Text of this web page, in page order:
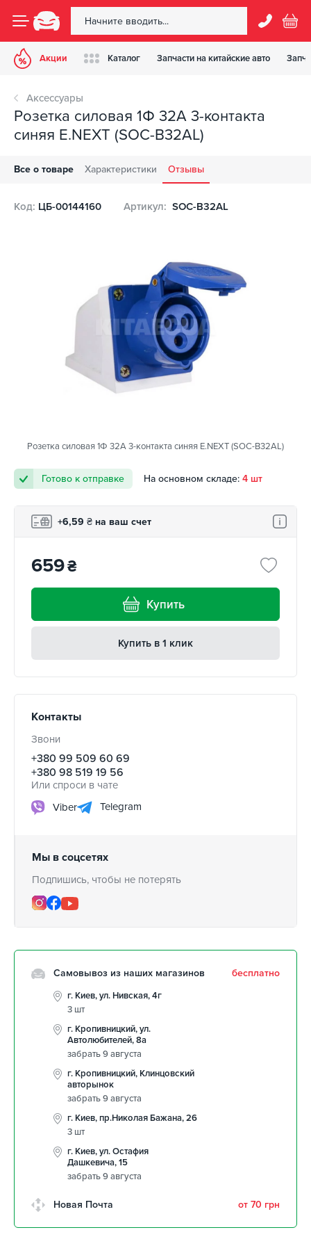
Акции Каталог Запчасти на китайские авто
Аксессуары
Розетка силовая 1Ф 32А 3-контакта
синяя E.NEXT (SOC-B32AL)
Все о товаре Характеристики Отзывы
Код: ЦБ-00144160 Артикул: SOC-B32AL
Розетка силовая 1Ф 32А 3-контакта синяя E.NEXT (SOC-B32AL)
Готово к отправке На основном складе: 4 шт
+6,59 ₴ на ваш счет
659₴
Купить
Купить в 1 клик
Контакты
Звони
+380 99 509 60 69
+380 98 519 19 56
Или спроси в чате
Viber
Telegram
Мы в соцсетях
Подпишись, чтобы не потерять
Самовывоз из наших магазинов бесплатно
г. Киев, ул. Нивская, 4г
3 шт
г. Кропивницкий, ул.
Автолюбителей, 8а
забрать 9 августа
г. Кропивницкий, Клинцовский
авторынок
забрать 9 августа
г. Киев, пр.Николая Бажана, 26
3 шт
г. Киев, ул. Остафия
Дашкевича, 15
забрать 9 августа
Новая Почта от 70 грн